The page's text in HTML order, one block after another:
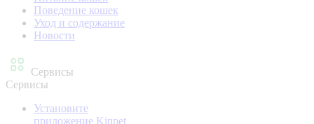
Поведение кошек
Уход и содержание
Новости
Сервисы
Сервисы
Установите
приложение Kinpet